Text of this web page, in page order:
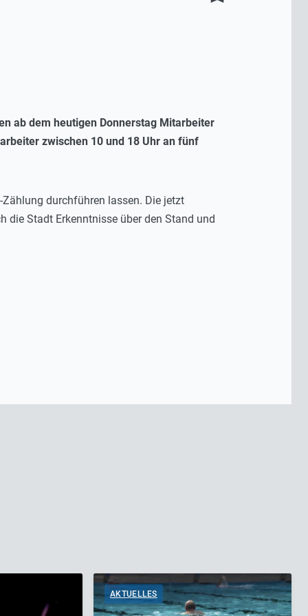
ab dem heutigen Donnerstag Mitarbeiter
zwischen 10 und 18 Uhr an fünf
durchführen lassen. Die jetzt
die Stadt Erkenntnisse über den Stand und
AKTUELLES